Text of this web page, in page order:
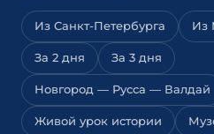
Из Санкт-Петербурга Из
За 2 дня За 3 дня
Новгород — Русса — Валдай
Живой урок истории